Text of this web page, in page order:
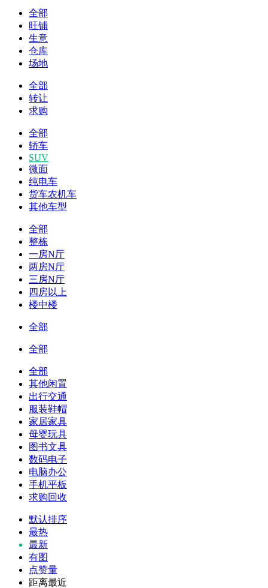
全部
旺铺
生意
仓库
场地
全部
转让
求购
全部
轿车
SUV
微面
纯电车
货车农机车
其他车型
全部
整栋
一房N厅
两房N厅
三房N厅
四房以上
楼中楼
全部
全部
全部
其他闲置
出行交通
服装鞋帽
家居家具
母婴玩具
图书文具
数码电子
电脑办公
手机平板
求购回收
默认排序
最热
最新
有图
点赞量
距离最近